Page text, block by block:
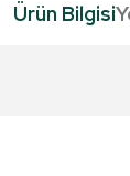
Ürün Bilgisi